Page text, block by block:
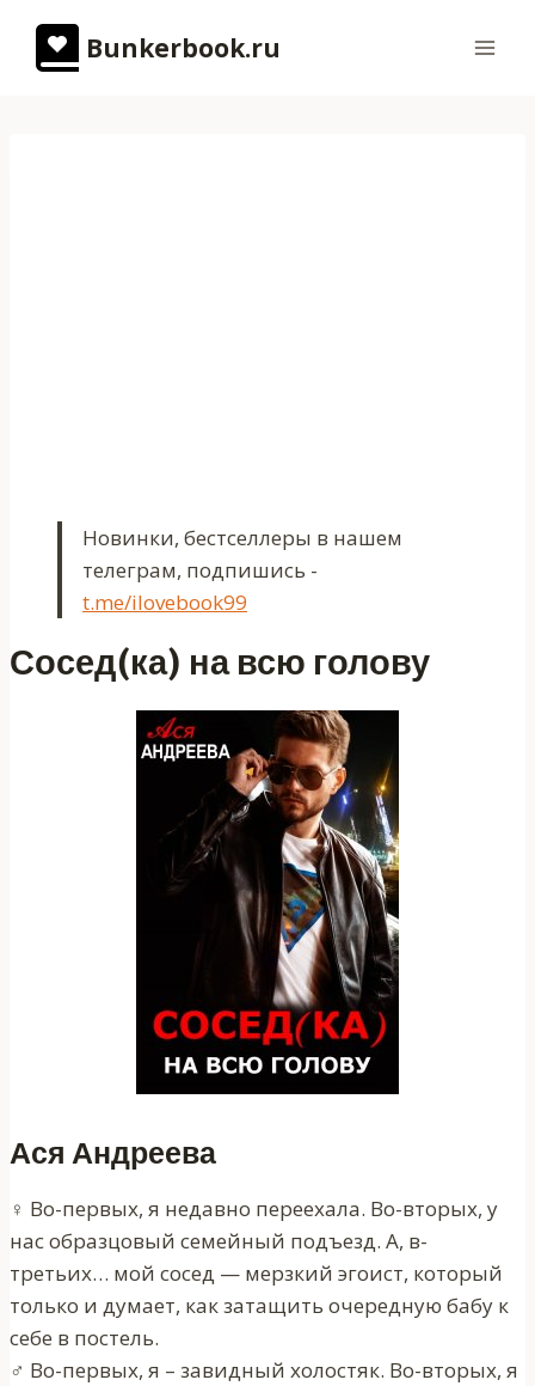
содержимому
Bunkerbook.ru
Новинки, бестселлеры в нашем
телеграм, подпишись -
t.me/ilovebook99
Сосед(ка) на всю голову
Ася Андреева
♀ Во-первых, я недавно переехала. Во-вторых, у
нас образцовый семейный подъезд. А, в-
третьих… мой сосед — мерзкий эгоист, который
только и думает, как затащить очередную бабу к
себе в постель.
♂ Во-первых, я – завидный холостяк. Во-вторых, я